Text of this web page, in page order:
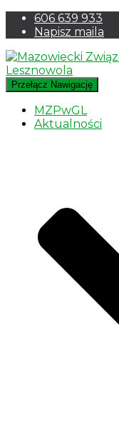
606 639 933
Napisz maila
Przełącz Nawigację
MZPwGL
Aktualności